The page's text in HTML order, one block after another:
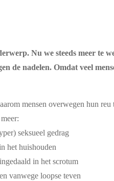
Nu we steeds meer te
de nadelen. Omdat veel
mensen overwegen hun
seksueel gedrag
het huishouden
in het scrotum
vanwege loopse teven